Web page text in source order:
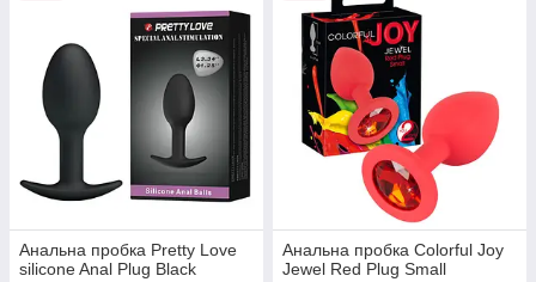
Анальна пробка Pretty Love
silicone Anal Plug Black
Анальна пробка Colorful Joy
Jewel Red Plug Small